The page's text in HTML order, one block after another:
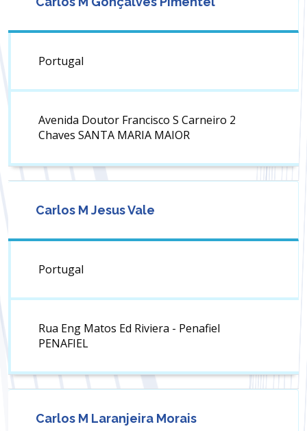
Portugal
Avenida Doutor Francisco S Carneiro 2
Chaves SANTA MARIA MAIOR
Carlos M Jesus Vale
Portugal
Rua Eng Matos Ed Riviera - Penafiel
PENAFIEL
Carlos M Laranjeira Morais